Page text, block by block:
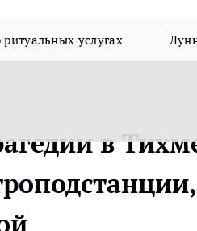
ритуальных услугах
в